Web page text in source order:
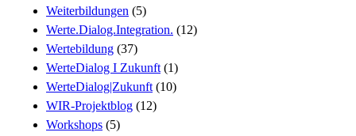
Weiterbildungen (5)
Werte.Dialog.Integration. (12)
Wertebildung (37)
WerteDialog I Zukunft (1)
WerteDialog|Zukunft (10)
WIR-Projektblog (12)
Workshops (5)